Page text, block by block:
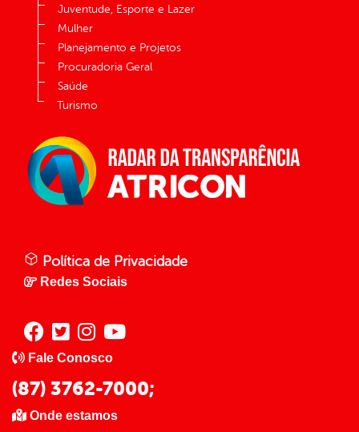
Juventude, Esporte e Lazer
Mulher
Planejamento e Projetos
Procuradoria Geral
Saúde
Turismo
Política de Privacidade
Redes Sociais
Fale Conosco
(87) 3762-7000;
Onde estamos